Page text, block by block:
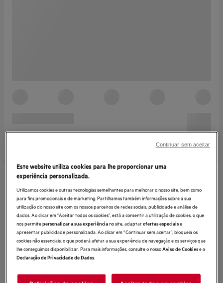
Este website utiliza cookies para lhe proporcionar uma
experiência personalizada.
Utilizamos cookies e outras tecnologias semelhantes para melhorar o nosso site, bem como
para fins promocionais e de marketing. Partilhamos também informações sobre a sua
utilização do nosso site com os nossos parceiros de redes sociais, publicidade e análise de
dados. Ao clicar em "Aceitar todos os cookies”, está a consentir a utilização de cookies, o que
nos permitepersonalizar a sua experiênciano site, adaptarofertas especiaise
apresentar publicidade personalizada. Ao clicar em “Continuar sem aceitar”, bloqueia os
cookies não essenciais, o que poderá afetar a sua experiência de navegação e os serviços que
lhe conseguimos disponibilizar. Para mais informações, consulte o nossoAviso de Cookiese a
Declaração de Privacidade de Dados.
Continuar sem aceitar